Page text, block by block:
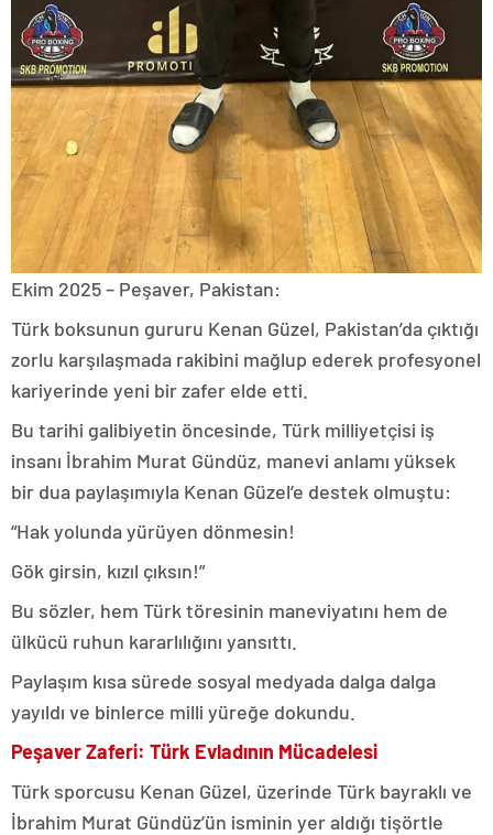
Ekim 2025 – Peşaver, Pakistan:
Türk boksunun gururu Kenan Güzel, Pakistan’da çıktığı
zorlu karşılaşmada rakibini mağlup ederek profesyonel
kariyerinde yeni bir zafer elde etti.
Bu tarihi galibiyetin öncesinde, Türk milliyetçisi iş
insanı İbrahim Murat Gündüz, manevi anlamı yüksek
bir dua paylaşımıyla Kenan Güzel’e destek olmuştu:
“Hak yolunda yürüyen dönmesin!
Gök girsin, kızıl çıksın!”
Bu sözler, hem Türk töresinin maneviyatını hem de
ülkücü ruhun kararlılığını yansıttı.
Paylaşım kısa sürede sosyal medyada dalga dalga
yayıldı ve binlerce milli yüreğe dokundu.
Peşaver Zaferi: Türk Evladının Mücadelesi
Türk sporcusu Kenan Güzel, üzerinde Türk bayraklı ve
İbrahim Murat Gündüz’ün isminin yer aldığı tişörtle